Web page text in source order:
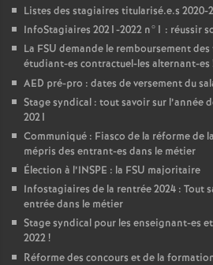
Listes des stagiaires titularisé.e.s 2020-
InfoStagiaires 2021-2022 n°1 : réussir
La FSU demande le remboursement
étudiant-es contractuel-les alternant-es
AED pré-pro : dates de versement du
Stage syndical : tout savoir sur l’année
2021
Communiqué : Fiasco de la réforme
mépris des entrant-es dans le métier
Élection à l’INSPE : la FSU majoritaire
Infostagiaires de la rentrée 2024 : Tout
entrée dans le métier
Stage syndical pour les enseignant-es et
2022!
Réforme des concours et de la